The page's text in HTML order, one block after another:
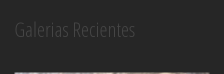
Galerias Recientes